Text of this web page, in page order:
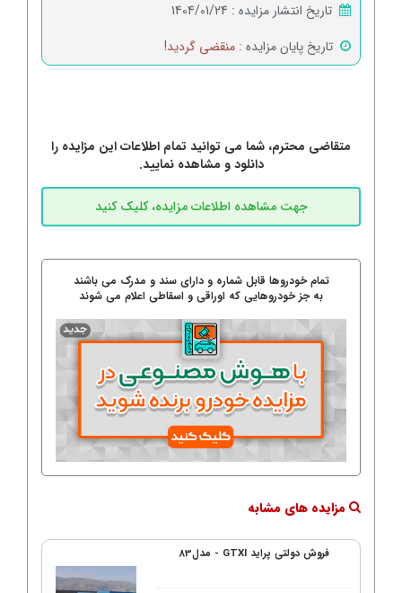
تاریخ انتشار مزایده : 1404/01/24
تاریخ پایان مزایده : منقضی گردید!
متقاضی محترم، شما می توانید تمام اطلاعات این مزایده را
دانلود و مشاهده نمایید.
تمام خودروها قابل شماره و دارای سند و مدرک می باشند
به جز خودروهایی که اوراقی و اسقاطی اعلام می شوند
مزایده های مشابه
فروش دولتی پراید GTXI - مدل83